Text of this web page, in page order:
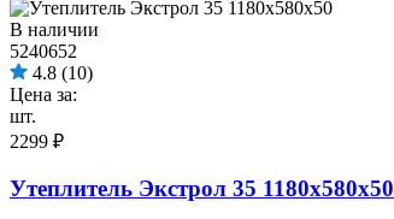
В наличии
5240652
4.8 (10)
Цена за:
шт.
2299 ₽
Утеплитель Экстрол 35 1180х580х50